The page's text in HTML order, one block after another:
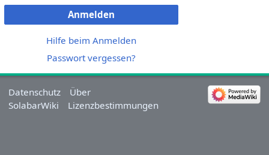
Anmelden
Hilfe beim Anmelden
Passwort vergessen?
Datenschutz
Über
SolabarWiki
Lizenzbestimmungen